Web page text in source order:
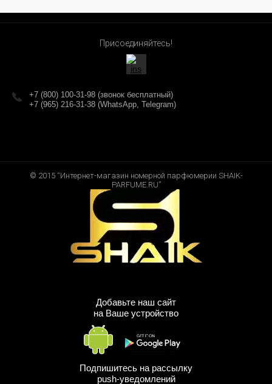
Присоединяйтесь!
+7 (800) 100-31-98 (звонок бесплатный)
+7 (965) 216-31-38 (WhatsApp, Telegram)
© 2015 “Интернет-магазин номерной парфюмерии SHAIK-
PARFUME.RU”
Добавьте наш сайт
на Ваше устройство
Подпишитесь на рассылку
push-уведомлений